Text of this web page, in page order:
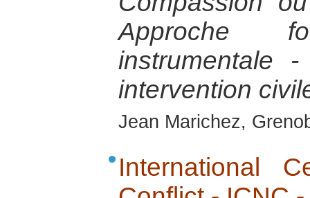
Approche
instrumentale
intervention
Jean Marichez,
International